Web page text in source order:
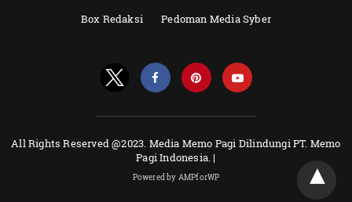
Box Redaksi Pedoman Media Syber
All Rights Reserved @2023. Media Memo Pagi Dilindungi PT. Memo
Pagi Indonesia. |
Powered by AMPforWP